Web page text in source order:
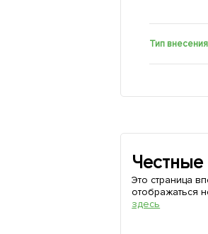
Тип внесения
Это страница
отображаться
здесь